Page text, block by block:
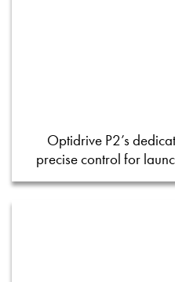
Optidrive P2’s
precise control for